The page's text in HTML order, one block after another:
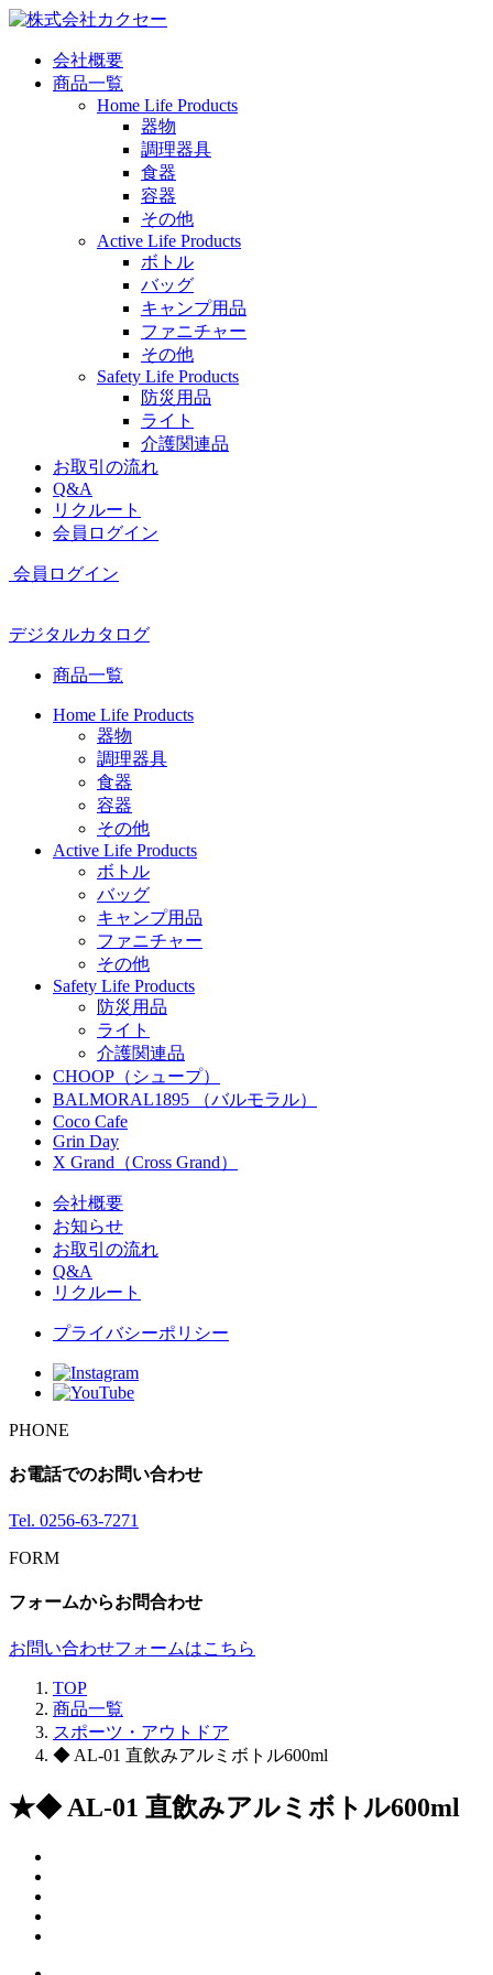
会社概要
商品一覧
Home Life Products
器物
調理器具
食器
容器
その他
Active Life Products
ボトル
バッグ
キャンプ用品
ファニチャー
その他
Safety Life Products
防災用品
ライト
介護関連品
お取引の流れ
Q&A
リクルート
会員ログイン
会員ログイン
デジタルカタログ
商品一覧
Home Life Products
器物
調理器具
食器
容器
その他
Active Life Products
ボトル
バッグ
キャンプ用品
ファニチャー
その他
Safety Life Products
防災用品
ライト
介護関連品
CHOOP（シュープ）
BALMORAL1895 （バルモラル）
Coco Cafe
Grin Day
X Grand（Cross Grand）
会社概要
お知らせ
お取引の流れ
Q&A
リクルート
プライバシーポリシー
PHONE
お電話でのお問い合わせ
Tel. 0256-63-7271
FORM
フォームからお問合わせ
お問い合わせフォームはこちら
TOP
商品一覧
スポーツ・アウトドア
◆ AL-01 直飲みアルミボトル600ml
★◆ AL-01 直飲みアルミボトル600ml